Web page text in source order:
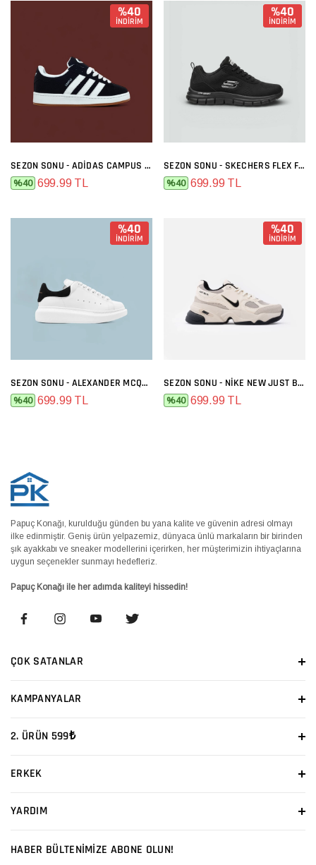
%40
İNDİRİM
SEZON SONU - ADIDAS CAMPUS SIYAH BEYAZ
%40 699.99 TL
%40
İNDİRİM
SEZON SONU - SKECHERS FLEX FULL SIYAH
%40 699.99 TL
%40
İNDİRİM
SEZON SONU - ALEXANDER MCQUEEN BEYAZ SIYAH
%40 699.99 TL
%40
İNDİRİM
SEZON SONU - NIKE NEW JUST BEJ
%40 699.99 TL
Papuç Konağı, kurulduğu günden bu yana kalite ve güvenin adresi olmayı
ilke edinmiştir. Geniş ürün yelpazemiz, dünyaca ünlü markaların bir birinden
şık ayakkabı ve sneaker modellerini içerirken, her müşterimizin ihtiyaçlarına
uygun seçenekler sunmayı hedefleriz.
Papuç Konağı ile her adımda kaliteyi hissedin!
ÇOK SATANLAR
KAMPANYALAR
2. ÜRÜN 599₺
ERKEK
YARDIM
HABER BÜLTENİMİZE ABONE OLUN!